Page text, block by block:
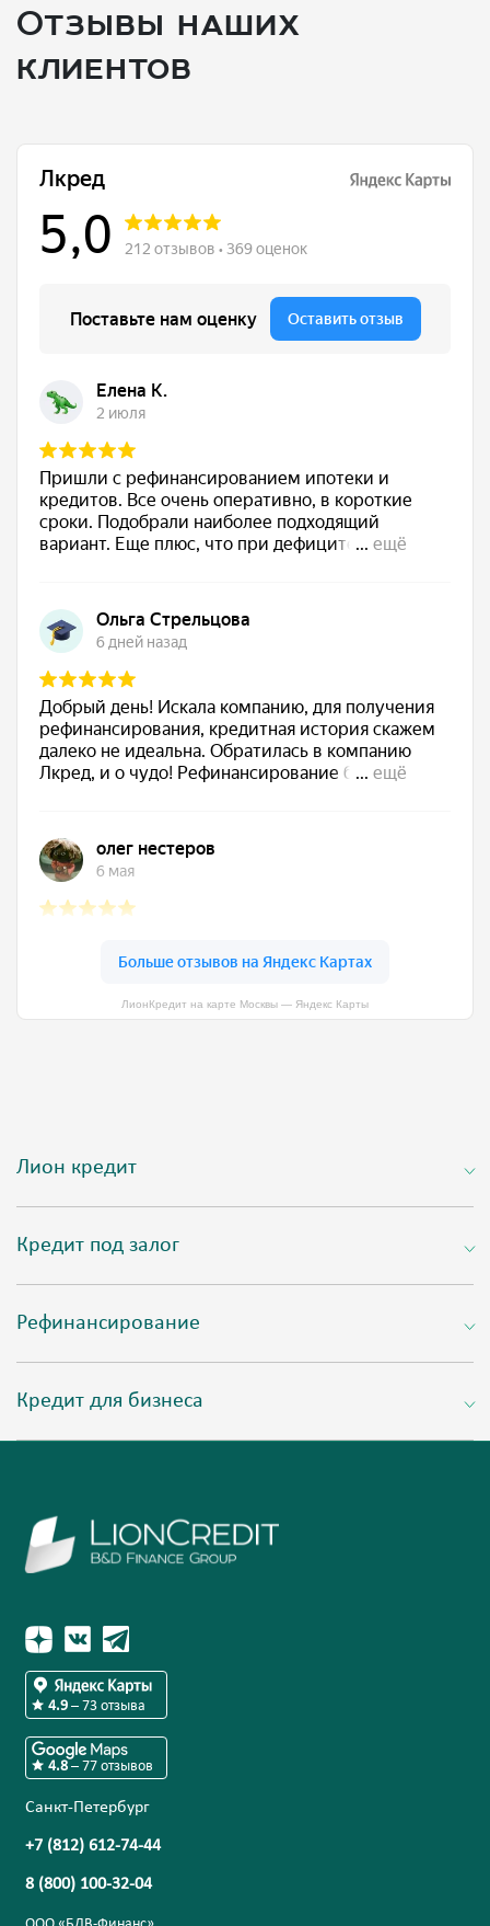
Отзывы наших
клиентов
ЛионКредит на карте Москвы — Яндекс Карты
Лион кредит
Кредит под залог
Рефинансирование
Кредит для бизнеса
4.9 – 73 отзыва
4.8 – 77 отзывов
Санкт-Петербург
+7 (812) 612-74-44
8 (800) 100-32-04